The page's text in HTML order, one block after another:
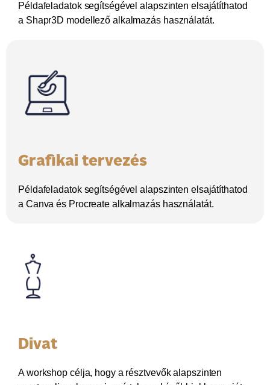
Példafeladatok segítségével alapszinten elsajátíthatod
a Shapr3D modellező alkalmazás használatát.
Grafikai tervezés
Példafeladatok segítségével alapszinten elsajátíthatod
a Canva és Procreate alkalmazás használatát.
Divat
A workshop célja, hogy a résztvevők alapszinten